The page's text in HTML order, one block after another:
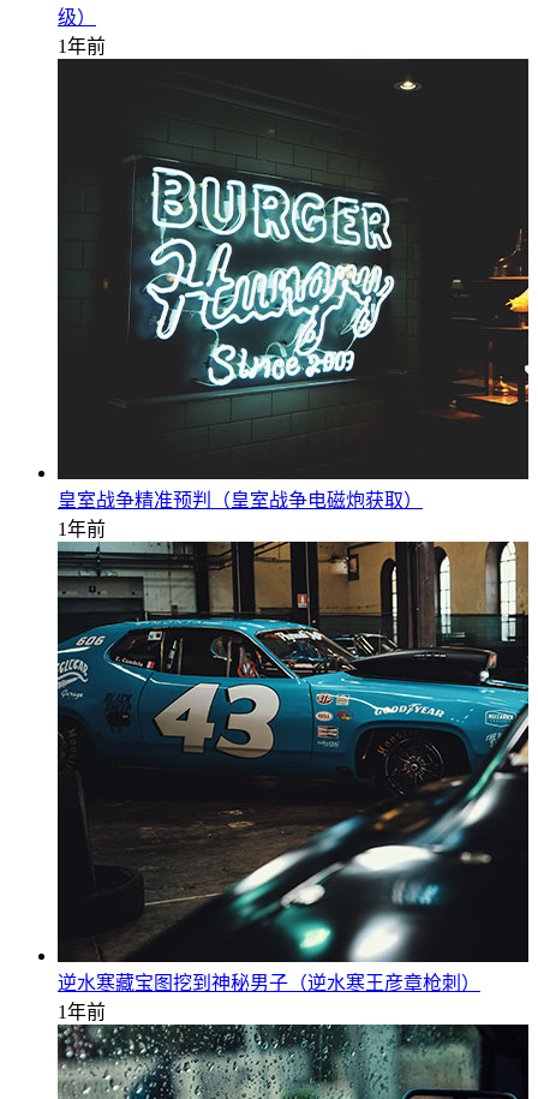
级）
1年前
皇室战争精准预判（皇室战争电磁炮获取）
1年前
逆水寒藏宝图挖到神秘男子（逆水寒王彦章枪刺）
1年前